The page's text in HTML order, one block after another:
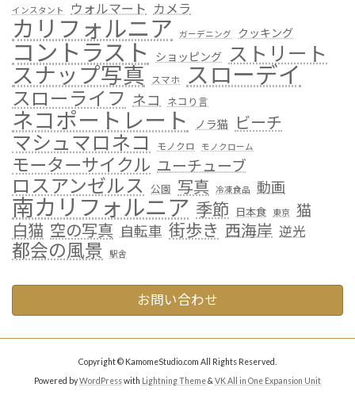
インスタント ウォルマート カメラ
カリフォルニア ガーデニング クッキング
コントラスト ショッピング ストリート
スナップ写真 スマホ スローデイ
スローライフ ネコ ネコり言
ネコポートレート ノラ猫 ビーチ
マシュマロネコ モノクロ モノクローム
モーターサイクル ユーチューブ
ロスアンゼルス 公園 写真 冷凍食品 動画
南カリフォルニア 季節 日本食 東京 猫
白猫 空の写真 自転車 街歩き 西海岸 逆光
都会の風景 駅舎
お問い合わせ
Copyright © KamomeStudio.com All Rights Reserved.
Powered byWordPresswith Lightning Theme& VK All in One Expansion Unit